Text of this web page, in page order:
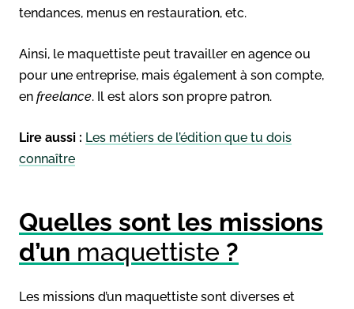
tendances, menus en restauration, etc.
Ainsi, le maquettiste peut travailler en agence ou
pour une entreprise, mais également à son compte,
en freelance. Il est alors son propre patron.
Lire aussi : Les métiers de l’édition que tu dois
connaître
Quelles sont les missions
d’un maquettiste ?
Les missions d’un maquettiste sont diverses et